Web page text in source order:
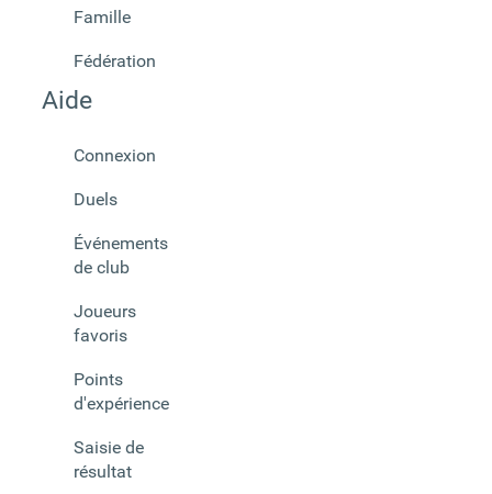
Famille
Fédération
Aide
Connexion
Duels
Événements
de club
Joueurs
favoris
Points
d'expérience
Saisie de
résultat